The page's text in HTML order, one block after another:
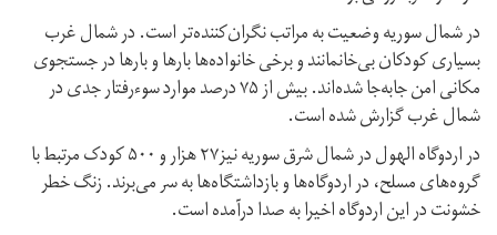
در شمال سوریه وضعیت به مراتب نگران‌کننده‌تر است. در شمال غرب
بسیاری کودکان بی‌خانمانند و برخی خانواده‌ها بارها و بارها در جستجوی
مکانی امن جابه‌جا شده‌اند. بیش از ۷۵ درصد موارد سوءرفتار جدی در
شمال غرب گزارش شده است.
در اردوگاه الهول در شمال شرق سوریه نیز۲۷ هزار و ۵۰۰ کودک مرتبط با
گروه‌های مسلح، در اردوگاه‌ها و بازداشتگاه‌ها به سر می‌برند. زنگ خطر
خشونت در این اردوگاه اخیرا به صدا درآمده است.